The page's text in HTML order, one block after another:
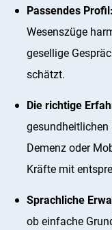
Passendes Profil:
Wesenszüge
gesellige
schätzt.
Die richtige
gesundheitlichen
Demenz oder
Kräfte mit
Sprachliche
ob einfache